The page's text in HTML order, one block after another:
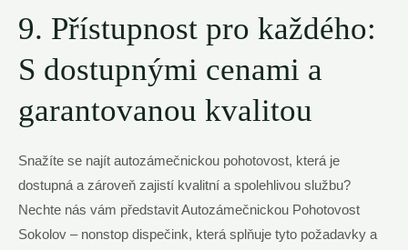
9. Přístupnost pro každého:
S dostupnými cenami a
garantovanou kvalitou
Snažíte se najít autozámečnickou pohotovost, která je
dostupná a zároveň zajistí kvalitní a spolehlivou službu?
Nechte nás vám představit Autozámečnickou Pohotovost
Sokolov – nonstop dispečink, která splňuje tyto požadavky a